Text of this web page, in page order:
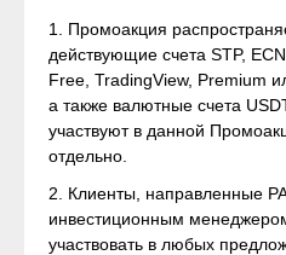
1. Промоакция
действующие счета STP,
Free, TradingView, Premium
а также валютные счета
участвуют в данной
отдельно.
2. Клиенты, направленные
инвестиционным
участвовать в любых